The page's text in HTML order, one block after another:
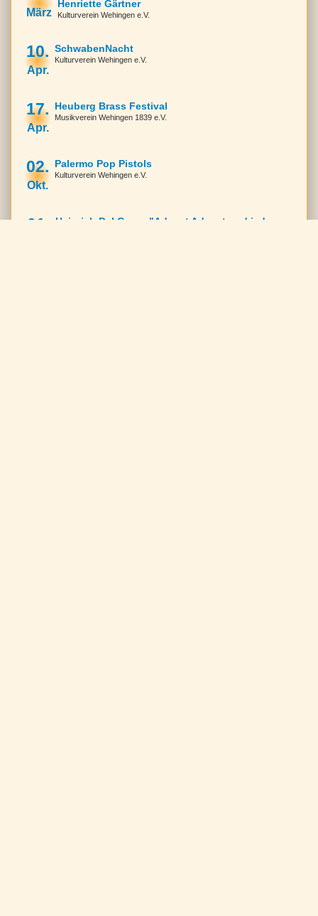
März
Henriette Gärtner
Kulturverein Wehingen e.V.
10.
Apr.
SchwabenNacht
Kulturverein Wehingen e.V.
17.
Apr.
Heuberg Brass Festival
Musikverein Wehingen 1839 e.V.
02.
Okt.
Palermo Pop Pistols
Kulturverein Wehingen e.V.
01.
Heinrich Del Core - "Advent Advent und jeder